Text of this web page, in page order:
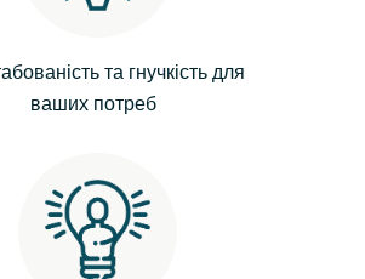
Malaysia
Netherlands
та гнучкість для
ваших потреб